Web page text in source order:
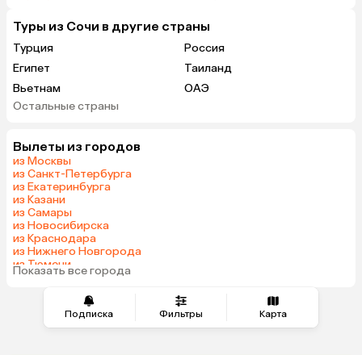
Подписка Фильтры Карта
Туры из Сочи в другие страны
Турция
Россия
Египет
Таиланд
Вьетнам
ОАЭ
Беларусь
Израиль
Венгрия
Остальные страны
Вылеты из городов
из Москвы
из Санкт-Петербурга
из Екатеринбурга
из Казани
из Самары
из Новосибирска
из Краснодара
из Нижнего Новгорода
из Тюмени
из Челябинска
Показать все города